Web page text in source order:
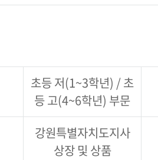
초등 저(1~3학년) / 초
등 고(4~6학년) 부문
강원특별자치도지사
상장 및 상품